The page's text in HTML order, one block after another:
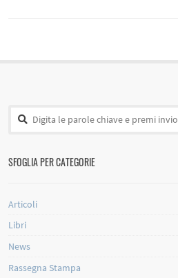
SFOGLIA PER CATEGORIE
Articoli
Libri
News
Rassegna Stampa